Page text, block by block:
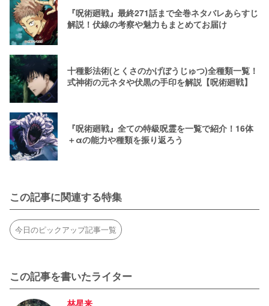
『呪術廻戦』最終271話まで全巻ネタバレあらすじ
解説！伏線の考察や魅力もまとめてお届け
十種影法術(とくさのかげぼうじゅつ)全種類一覧！
式神術の元ネタや伏黒の手印を解説【呪術廻戦】
『呪術廻戦』全ての特級呪霊を一覧で紹介！16体
＋αの能力や種類を振り返ろう
この記事に関連する特集
今日のピックアップ記事一覧
この記事を書いたライター
林星来